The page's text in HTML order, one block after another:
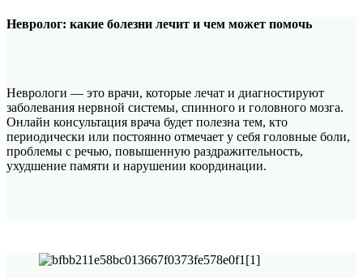
Невролог: какие болезни лечит и чем может помочь
Неврологи — это врачи, которые лечат и диагностируют
заболевания нервной системы, спинного и головного мозга.
Онлайн консультация врача будет полезна тем, кто
периодически или постоянно отмечает у себя головные боли,
проблемы с речью, повышенную раздражительность,
ухудшение памяти и нарушении координации.